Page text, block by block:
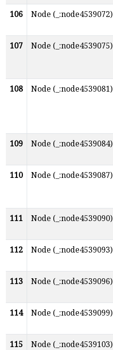
106
Node (_:node4539072)
107
Node (_:node4539075)
108 Node (_:node4539081)
109 Node (_:node4539084)
110
Node (_:node4539087)
111 Node (_:node4539090)
112
Node (_:node4539093)
113
Node (_:node4539096)
114
Node (_:node4539099)
115
Node (_:node4539103)